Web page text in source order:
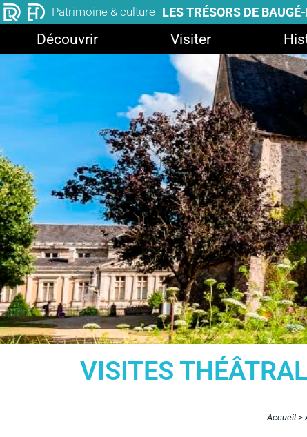
Patrimoine & culture LES TRÉSORS DE
Découvrir Visiter
VISITES
Accueil >